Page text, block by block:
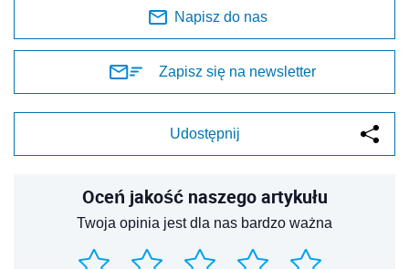
Napisz do nas
Zapisz się na newsletter
Udostępnij
Oceń jakość naszego artykułu
Twoja opinia jest dla nas bardzo ważna